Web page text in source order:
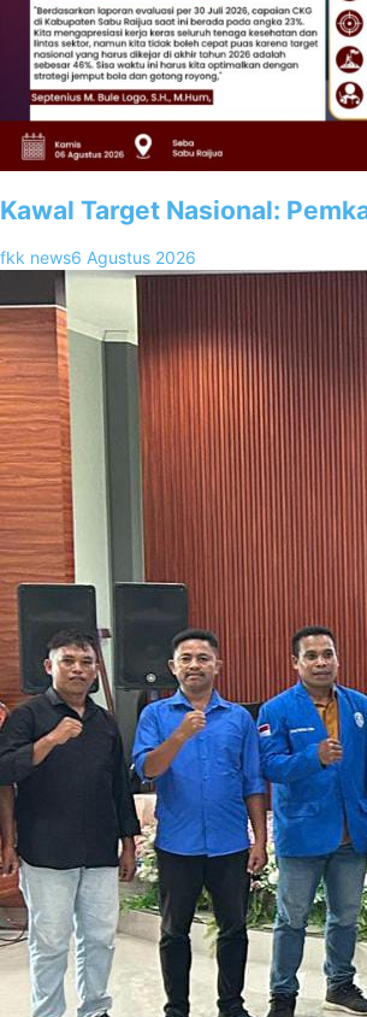
Kawal Target Nasional:
fkk news6 Agustus 2026